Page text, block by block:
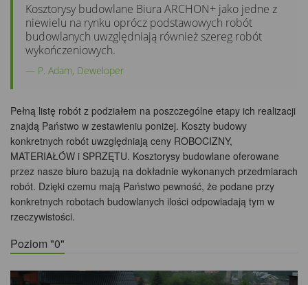
Kosztorysy budowlane Biura ARCHON+ jako jedne z
niewielu na rynku oprócz podstawowych robót
budowlanych uwzględniają również szereg robót
wykończeniowych.
P. Adam, Deweloper
Pełną listę robót z podziałem na poszczególne etapy ich realizacji
znajdą Państwo w zestawieniu poniżej. Koszty budowy
konkretnych robót uwzględniają ceny ROBOCIZNY,
MATERIAŁÓW i SPRZĘTU. Kosztorysy budowlane oferowane
przez nasze biuro bazują na dokładnie wykonanych przedmiarach
robót. Dzięki czemu mają Państwo pewność, że podane przy
konkretnych robotach budowlanych ilości odpowiadają tym w
rzeczywistości.
Poziom "0"